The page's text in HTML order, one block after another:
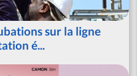
sur la ligne
é...